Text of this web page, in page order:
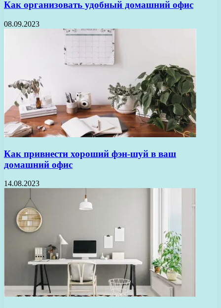
Как организовать удобный домашний офис
08.09.2023
Как привнести хороший фэн-шуй в ваш
домашний офис
14.08.2023